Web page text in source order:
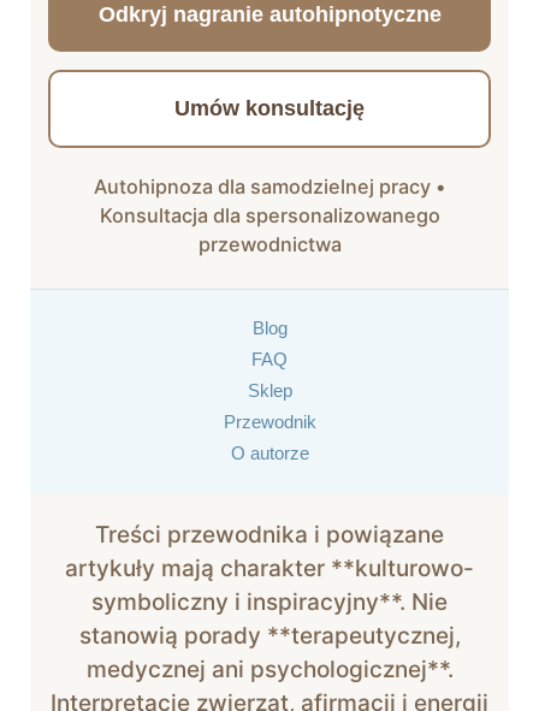
Odkryj nagranie autohipnotyczne
Umów konsultację
Autohipnoza dla samodzielnej pracy •
Konsultacja dla spersonalizowanego
przewodnictwa
Blog
FAQ
Sklep
Przewodnik
O autorze
Treści przewodnika i powiązane
artykuły mają charakter **kulturowo-
symboliczny i inspiracyjny**. Nie
stanowią porady **terapeutycznej,
medycznej ani psychologicznej**.
Interpretacje zwierząt, afirmacji i energii